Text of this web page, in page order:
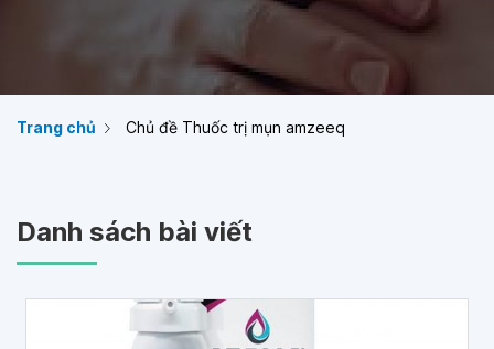
Trang chủ Chủ đề Thuốc trị mụn amzeeq
Danh sách bài viết